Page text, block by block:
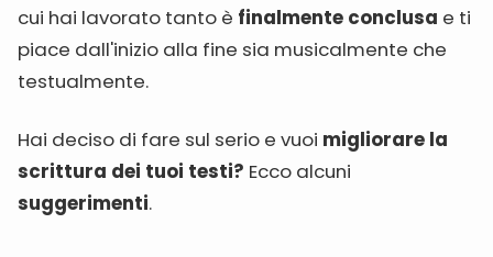
cui hai lavorato tanto è finalmente conclusa e ti
piace dall'inizio alla fine sia musicalmente che
testualmente.
Hai deciso di fare sul serio e vuoi migliorare la
scrittura dei tuoi testi? Ecco alcuni
suggerimenti.